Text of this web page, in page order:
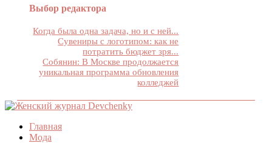
Выбор редактора
Когда была одна задача, но и с ней...
Сувениры с логотипом: как не
потратить бюджет зря...
Собянин: В Москве продолжается
уникальная программа обновления
колледжей
Главная
Мода